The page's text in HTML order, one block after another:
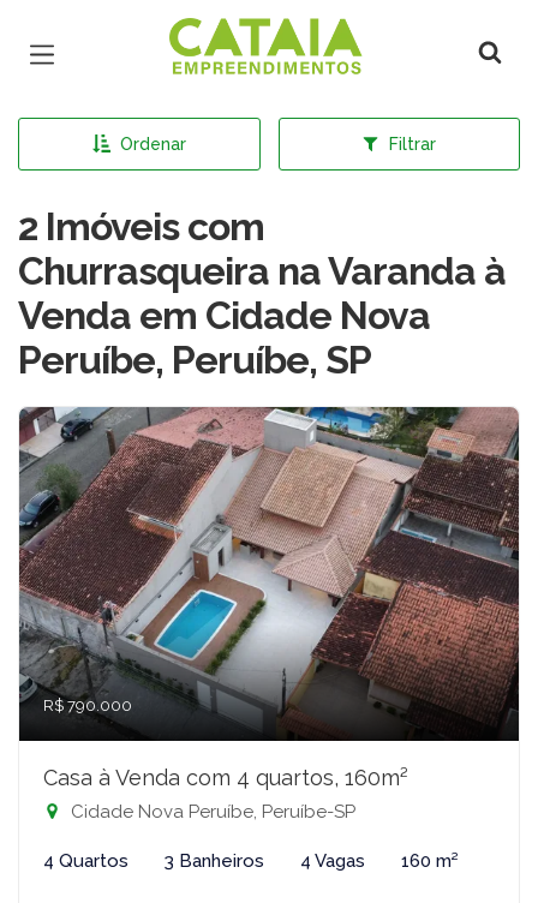
Página inicial
Ordenar Filtrar
2 Imóveis com
Churrasqueira na Varanda à
Venda em Cidade Nova
Peruíbe, Peruíbe, SP
R$ 790.000
Casa à Venda com 4 quartos, 160m²
Cidade Nova Peruíbe, Peruíbe-SP
4 Quartos 3 Banheiros 4 Vagas 160 m²